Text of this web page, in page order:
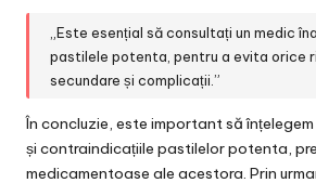
„Este esențial să consultați un medic
pastilele potenta, pentru a evita orice
secundare și complicații.”
În concluzie, este important să
și contraindicațiile pastilelor potenta,
medicamentoase ale acestora. Prin